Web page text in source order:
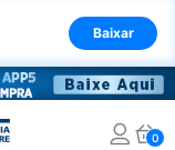
Baixar
0